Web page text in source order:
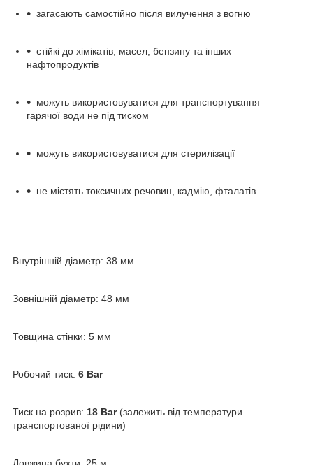
загасають самостійно після вилучення з вогню
стійкі до хімікатів, масел, бензину та інших
нафтопродуктів
можуть використовуватися для транспортування
гарячої води не під тиском
можуть використовуватися для стерилізації
не містять токсичних речовин, кадмію, фталатів
Внутрішній діаметр: 38 мм
Зовнішній діаметр: 48 мм
Товщина стінки: 5 мм
Робочий тиск: 6 Bar
Тиск на розрив: 18 Bar (залежить від температури
транспортованої рідини)
Довжина бухти: 25 м